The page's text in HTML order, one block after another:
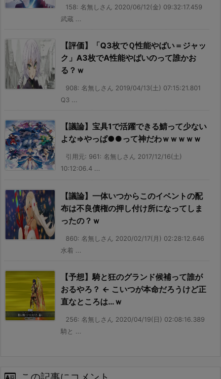
158: 名無しさん 2020/06/12(金) 09:32:17.459
武蔵 ...
【評価】「Q3枚でＱ性能やばい＝ジャッ
ク」A3枚でA性能やばいのって誰かお
る？ｗ
908: 名無しさん 2019/04/13(土) 07:15:21.801
Q3 ...
【議論】宝具1で活躍できる鯖って少ない
よな⇒やっぱ●●って神だわｗｗｗｗｗ
引用元: 961: 名無しさん 2017/12/16(土)
10:12:06.4 ...
【議論】一体いつからこのイベントの配
布は不良債権の押し付け所になってしま
ったの？ｗ
860: 名無しさん 2020/02/17(月) 02:28:12.646
水着 ...
【予想】騎と狂のグランド候補って誰が
おるやろ？ ← こいつが本命だろうけど正
直なところは…ｗ
256: 名無しさん 2020/04/19(日) 02:08:16.389
騎と ...